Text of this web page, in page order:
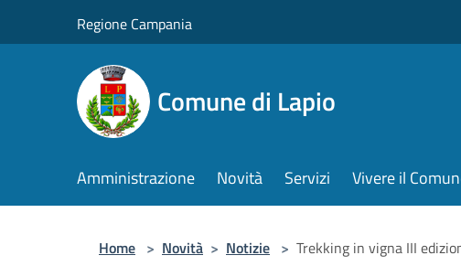
Regione Campania
Comune di Lapio
Amministrazione Novità Servizi Vivere il
Home > Novità > Notizie > Trekking in vigna III